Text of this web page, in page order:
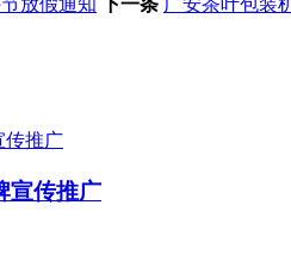
放假通知 下一条 广安茶叶包装
宣传推广